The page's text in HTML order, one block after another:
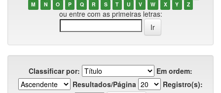
M
N O P Q R S T U V W X Y Z
ou entre com as primeiras letras:
Classificar por:
Em ordem:
Resultados/Página
Registro(s):